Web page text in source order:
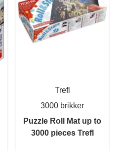
Trefl
3000 brikker
Puzzle Roll Mat up to
3000 pieces Trefl